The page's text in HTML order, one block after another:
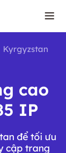
Kyrgyzstan
cao
IP
để tối ưu
cập trang